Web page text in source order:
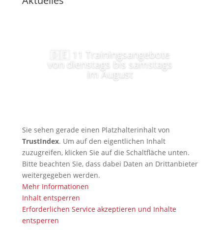
🇩🇪 11 Trainingsangebote
von dienstags bis samstags
im August
Sie sehen gerade einen Platzhalterinhalt von
TrustIndex. Um auf den eigentlichen Inhalt
zuzugreifen, klicken Sie auf die Schaltfläche unten.
Bitte beachten Sie, dass dabei Daten an Drittanbieter
weitergegeben werden.
Mehr Informationen
Inhalt entsperren
Erforderlichen Service akzeptieren und Inhalte
entsperren